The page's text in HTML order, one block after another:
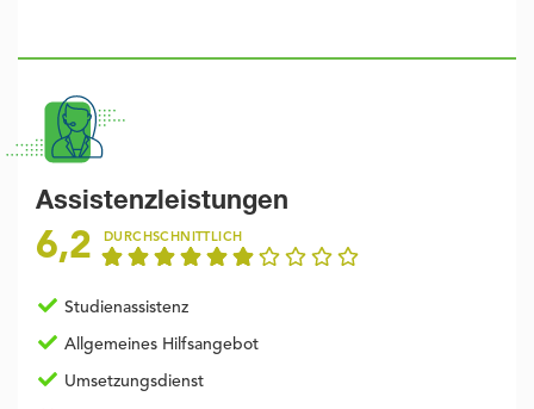
Assistenzleistungen
6,2 DURCHSCHNITTLICH
Studienassistenz
Allgemeines Hilfsangebot
Umsetzungsdienst